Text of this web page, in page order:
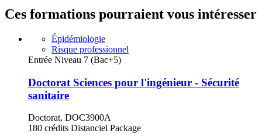
Ces formations pourraient vous intéresser
Épidémiologie
Risque professionnel
Entrée Niveau 7 (Bac+5)
Doctorat Sciences pour l'ingénieur - Sécurité
sanitaire
Doctorat, DOC3900A
180 crédits Distanciel Package